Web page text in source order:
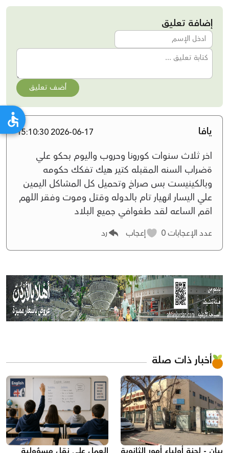
إضافة تعليق
أضف تعليق
يافا 2026-06-17 15:10:30
اخر ثلاث سنوات كورونا وحروب واليوم بحكو علي
ةضراب السنه المقبله كتير هيك تفكك حكومه
وبالكينيست بس صراخ وتحميل كل المشاكل اليمين
علي اليسار انهيار تام بالدوله وقتل وموت وفقر اللهم
اقم الساعه لقد طغوافي جميع البلاد
عدد الإعجابات إعجاب رد
أخبار ذات صلة